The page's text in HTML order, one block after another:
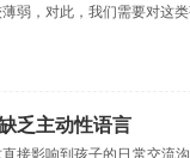
弱，对此，我们需要对这
乏主动性语言
接影响到孩子的日常交流